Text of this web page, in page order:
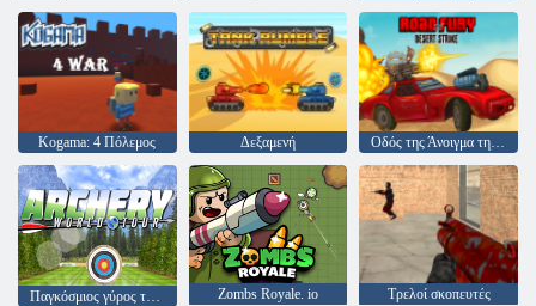
Kogama: 4 Πόλεμος Δεξαμενή Οδός της Άνοιγμα της Φούρης
Zombs Royale. io Τρελοί σκοπευτές